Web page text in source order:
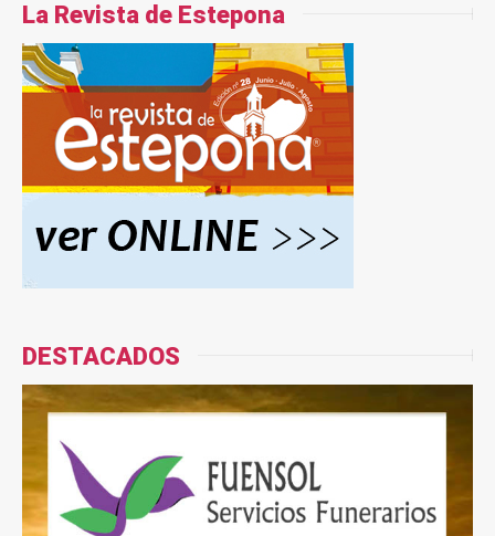
La Revista de Estepona
DESTACADOS